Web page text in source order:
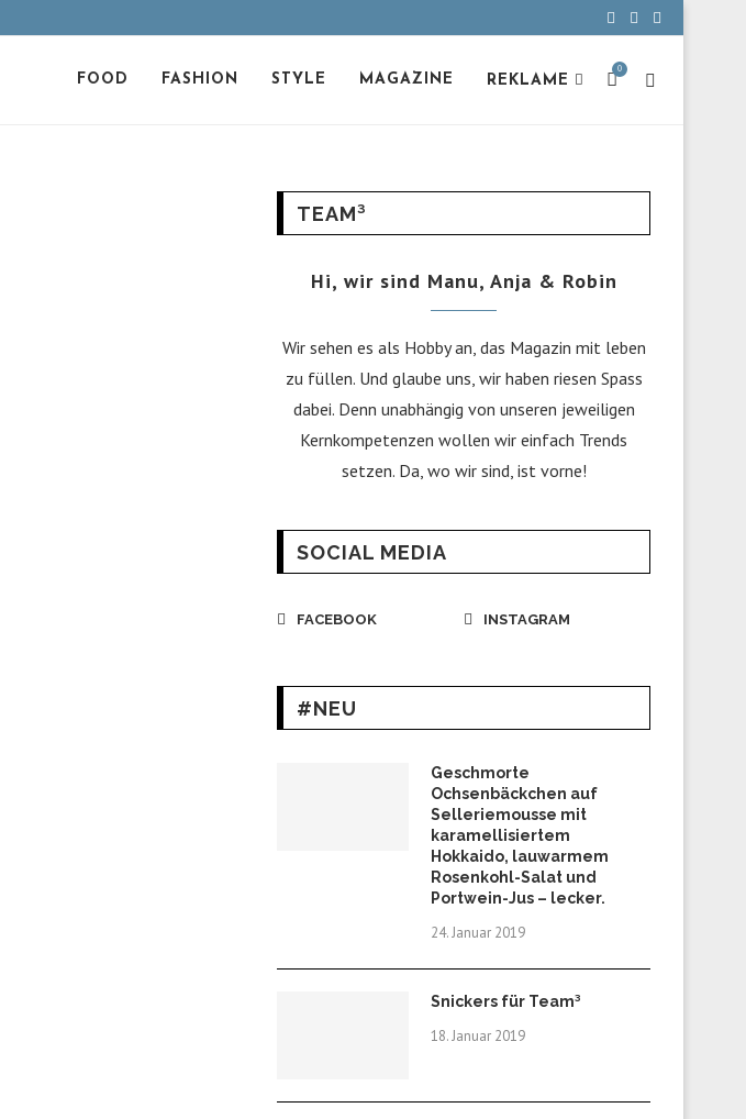
FOOD FASHION STYLE MAGAZINE REKLAME
0
TEAM³
Hi, wir sind Manu, Anja & Robin
Wir sehen es als Hobby an, das Magazin mit leben
zu füllen. Und glaube uns, wir haben riesen Spass
dabei. Denn unabhängig von unseren jeweiligen
Kernkompetenzen wollen wir einfach Trends
setzen. Da, wo wir sind, ist vorne!
SOCIAL MEDIA
FACEBOOK INSTAGRAM
#NEU
Geschmorte
Ochsenbäckchen auf
Selleriemousse mit
karamellisiertem
Hokkaido, lauwarmem
Rosenkohl-Salat und
Portwein-Jus – lecker.
24. Januar 2019
Snickers für Team³
18. Januar 2019